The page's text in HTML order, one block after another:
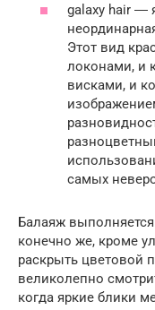
galaxy hair ―
Этот вид
локонами, и
висками, и
самых
Балаяж
конечно же, кроме
раскрыть цветовой
великолепно
когда яркие блики